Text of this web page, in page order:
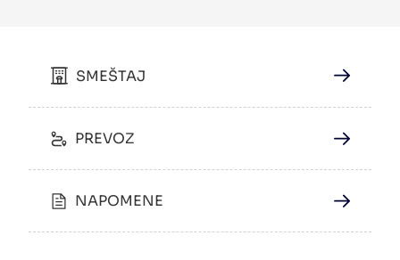
SMEŠTAJ
PREVOZ
NAPOMENE